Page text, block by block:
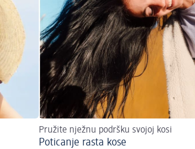
Pružite nježnu podršku svojoj kosi
Poticanje rasta kose